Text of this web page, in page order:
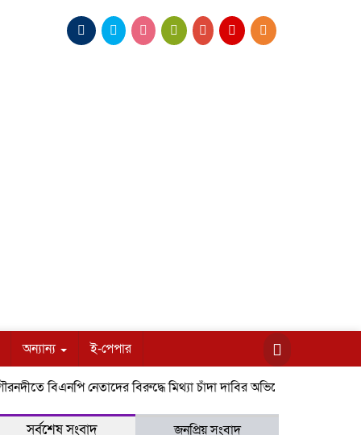
অন্যান্য ই-পেপার
বিএনপি নেতাদের বিরুদ্ধে মিথ্যা চাঁদা দাবির অভিযোগের তীব্র প্রতিবাদ ও
সর্বশেষ সংবাদ
জনপ্রিয় সংবাদ